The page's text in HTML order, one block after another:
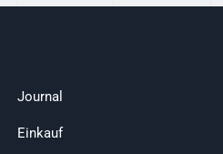
Journal
Einkauf